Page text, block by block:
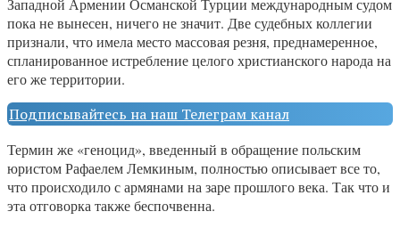
Западной Армении Османской Турции международным судом
пока не вынесен, ничего не значит. Две судебных коллегии
признали, что имела место массовая резня, преднамеренное,
спланированное истребление целого христианского народа на
его же территории.
Подписывайтесь на наш Телеграм канал
Термин же «геноцид», введенный в обращение польским
юристом Рафаелем Лемкиным, полностью описывает все то,
что происходило с армянами на заре прошлого века. Так что и
эта отговорка также беспочвенна.